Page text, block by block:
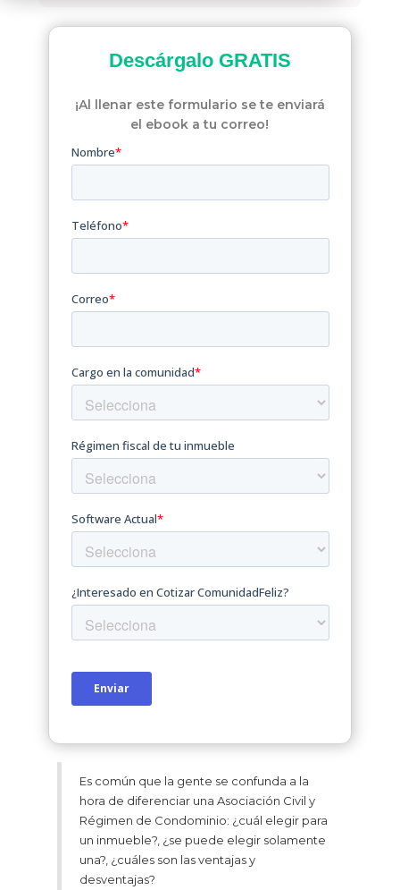
Descárgalo GRATIS
¡Al llenar este formulario se te enviará
el ebook a tu correo!
Es común que la gente se confunda a la
hora de diferenciar una Asociación Civil y
Régimen de Condominio: ¿cuál elegir para
un inmueble?, ¿se puede elegir solamente
una?, ¿cuáles son las ventajas y
desventajas?